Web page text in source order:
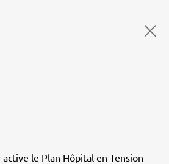
le Plan Hôpital en Tension –